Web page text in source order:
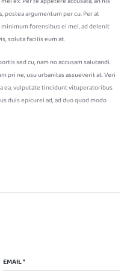
postea argumentum per cu. Per at
forensibus ei mel, ad delenit
soluta facilis eum at.
sed cu, nam no accusam salutandi.
pri ne, usu urbanitas assueverit at. Veri
ea, vulputate tincidunt vituperatoribus
duis epicurei ad, ad duo quod modo